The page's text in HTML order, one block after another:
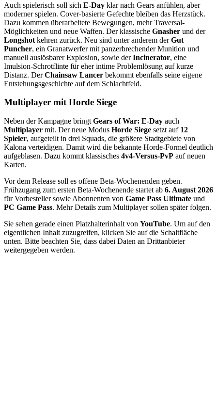
Auch spielerisch soll sich E-Day klar nach Gears anfühlen, aber
moderner spielen. Cover-basierte Gefechte bleiben das Herzstück.
Dazu kommen überarbeitete Bewegungen, mehr Traversal-
Möglichkeiten und neue Waffen. Der klassische Gnasher und der
Longshot kehren zurück. Neu sind unter anderem derGut
Puncher, ein Granatwerfer mit panzerbrechender Munition und
manuell auslösbarer Explosion, sowie derIncinerator, eine
Imulsion-Schrotflinte für eher intime Problemlösung auf kurze
Distanz. DerChainsaw Lancer bekommt ebenfalls seine eigene
Entstehungsgeschichte auf dem Schlachtfeld.
Multiplayer mit Horde Siege
Neben der Kampagne bringt Gears of War: E-Day auch
Multiplayer mit. Der neue Modus Horde Siege setzt auf 12
Spieler, aufgeteilt in drei Squads, die größere Stadtgebiete von
Kalona verteidigen. Damit wird die bekannte Horde-Formel deutlich
aufgeblasen. Dazu kommt klassisches 4v4-Versus-PvP auf neuen
Karten.
Vor dem Release soll es offene Beta-Wochenenden geben.
Frühzugang zum ersten Beta-Wochenende startet ab 6. August 2026
für Vorbesteller sowie Abonnenten von Game Pass Ultimate und
PC Game Pass. Mehr Details zum Multiplayer sollen später folgen.
Sie sehen gerade einen Platzhalterinhalt von YouTube. Um auf den
eigentlichen Inhalt zuzugreifen, klicken Sie auf die Schaltfläche
unten. Bitte beachten Sie, dass dabei Daten an Drittanbieter
weitergegeben werden.